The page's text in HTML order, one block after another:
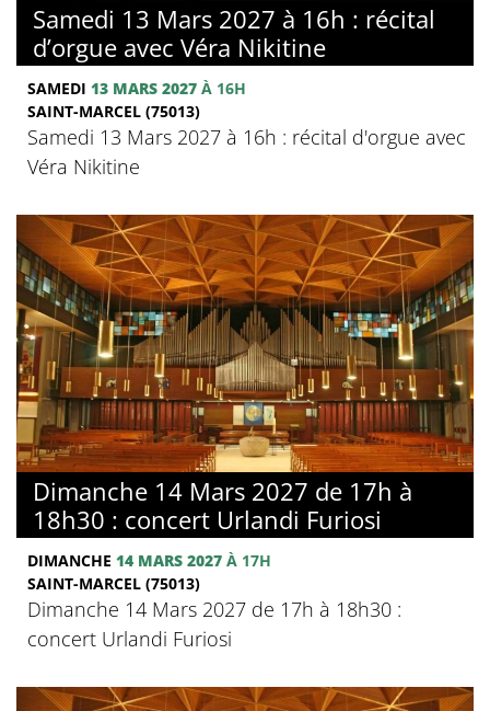
Samedi 13 Mars 2027 à 16h : récital
d’orgue avec Véra Nikitine
SAMEDI 13 MARS 2027 À 16H
SAINT-MARCEL (75013)
Samedi 13 Mars 2027 à 16h : récital d'orgue avec
Véra Nikitine
Dimanche 14 Mars 2027 de 17h à
18h30 : concert Urlandi Furiosi
DIMANCHE 14 MARS 2027 À 17H
SAINT-MARCEL (75013)
Dimanche 14 Mars 2027 de 17h à 18h30 :
concert Urlandi Furiosi